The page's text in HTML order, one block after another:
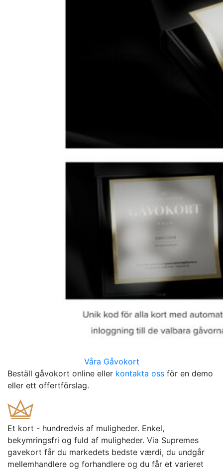
Våra Gåvokort
Beställ gåvokort online eller kontakta oss för en demo
eller ett offertförslag.
Et kort - hundredvis af muligheder. Enkel,
bekymringsfri og fuld af muligheder. Via Supremes
gavekort får du markedets bedste værdi, du undgår
mellemhandlere og forhandlere og du får et varieret